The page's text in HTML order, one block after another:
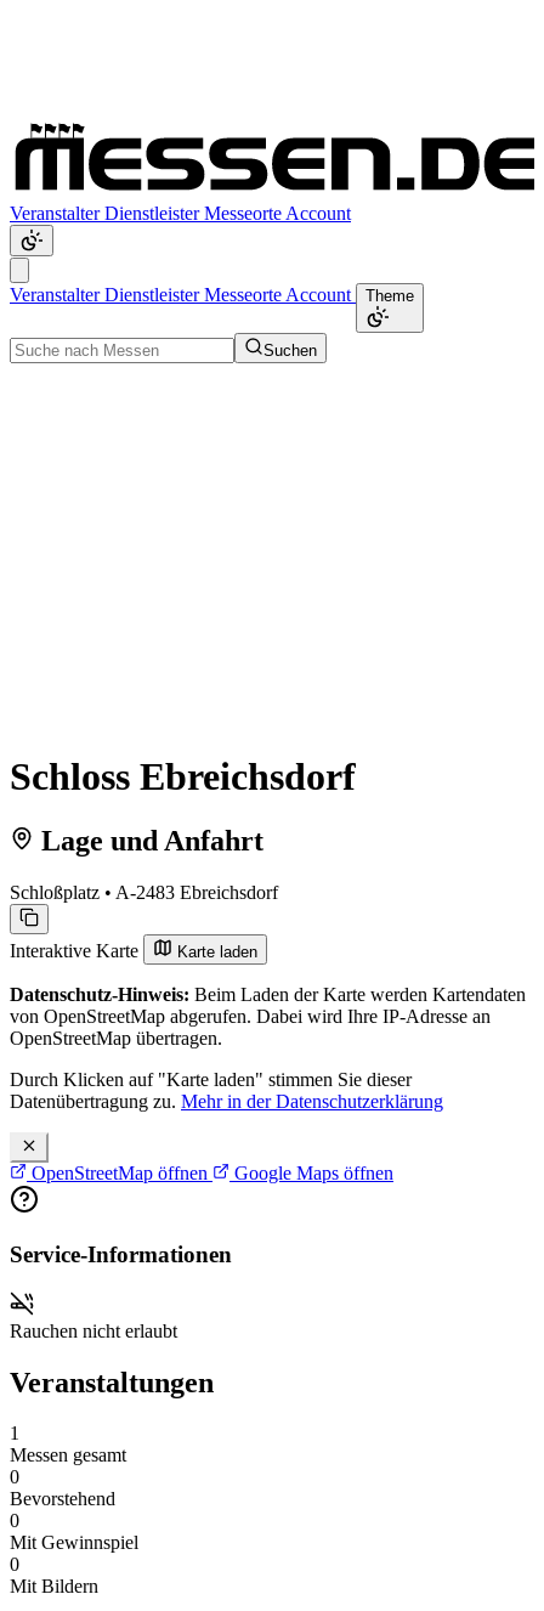
VeranstalterDienstleisterMesseorte Account
VeranstalterDienstleisterMesseorte Account Theme
Suchen
Schloss Ebreichsdorf
Lage und Anfahrt
Schloßplatz • A-2483 Ebreichsdorf
Interaktive Karte Karte laden
Datenschutz-Hinweis: Beim Laden der Karte werden Kartendaten
von OpenStreetMap abgerufen. Dabei wird Ihre IP-Adresse an
OpenStreetMap übertragen.
Durch Klicken auf "Karte laden" stimmen Sie dieser
Datenübertragung zu. Mehr in der Datenschutzerklärung
OpenStreetMap öffnen Google Maps öffnen
Service-Informationen
Rauchen nicht erlaubt
Veranstaltungen
1
Messen gesamt
0
Bevorstehend
0
Mit Gewinnspiel
0
Mit Bildern